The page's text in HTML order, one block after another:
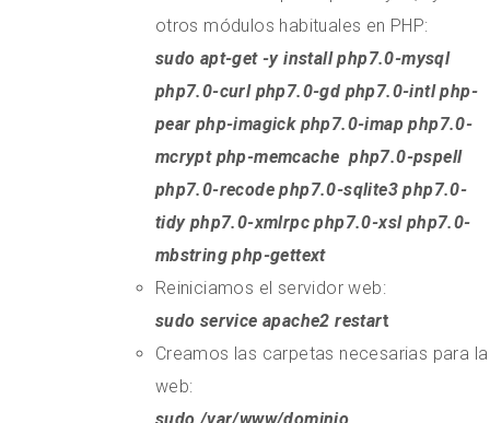
otros módulos habituales en PHP:
sudo apt-get -y install php7.0-mysql
php7.0-curl php7.0-gd php7.0-intl php-
pear php-imagick php7.0-imap php7.0-
mcrypt php-memcache php7.0-pspell
php7.0-recode php7.0-sqlite3 php7.0-
tidy php7.0-xmlrpc php7.0-xsl php7.0-
mbstring php-gettext
Reiniciamos el servidor web:
sudo service apache2 restart
Creamos las carpetas necesarias para la
web: